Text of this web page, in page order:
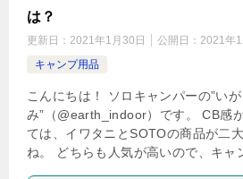
は？
更新日： 2021年1月30日 公開日： 2021年1
キャンプ用品
こんにちは！ ソロキャンパーの”いが
み”（@earth_indoor）です。 CB感
ては、イワタニとSOTOの商品が二
ね。 どちらも人気が高いので、キ